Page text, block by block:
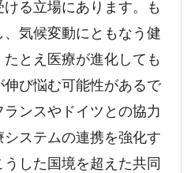
る立場にあります。も
、気候変動にともなう健
とえ医療が進化しても
び悩む可能性があるで
ンスやドイツとの協力
ステムの連携を強化す
した国境を超えた共同